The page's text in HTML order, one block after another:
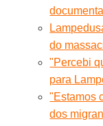
do
"Percebi
para
"Estamos
dos